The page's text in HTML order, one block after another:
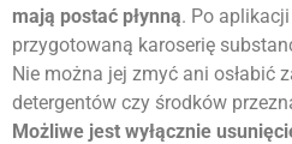
mają postać płynną. Po
przygotowaną karoserię
Nie można jej zmyć ani osłabić
detergentów czy środków
Możliwe jest wyłącznie